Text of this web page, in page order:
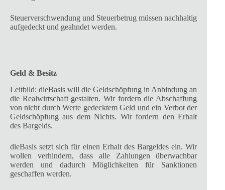
Steuerverschwendung und Steuerbetrug müssen nachhaltig
aufgedeckt und geahndet werden.
Geld & Besitz
Leitbild: dieBasis will die Geldschöpfung in Anbindung an
die Realwirtschaft gestalten. Wir fordern die Abschaffung
von nicht durch Werte gedecktem Geld und ein Verbot der
Geldschöpfung aus dem Nichts. Wir fordern den Erhalt
des Bargelds.
dieBasis setzt sich für einen Erhalt des Bargeldes ein. Wir
wollen verhindern, dass alle Zahlungen überwachbar
werden und dadurch Möglichkeiten für Sanktionen
geschaffen werden.